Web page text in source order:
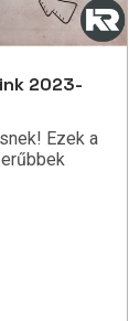
2023-
Ezek a